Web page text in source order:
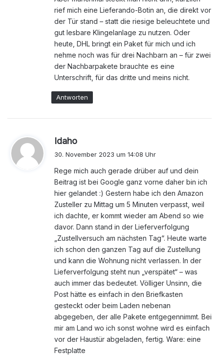
rief mich eine Lieferando-Botin an, die direkt vor
der Tür stand – statt die riesige beleuchtete und
gut lesbare Klingelanlage zu nutzen. Oder
heute, DHL bringt ein Paket für mich und ich
nehme noch was für drei Nachbarn an – für zwei
der Nachbarpakete brauchte es eine
Unterschrift, für das dritte und meins nicht.
Antworten
Idaho
t
30. November 2023 um 14:08 Uhr
Rege mich auch gerade drüber auf und dein
Beitrag ist bei Google ganz vorne daher bin ich
hier gelandet :) Gestern habe ich den Amazon
Zusteller zu Mittag um 5 Minuten verpasst, weil
ich dachte, er kommt wieder am Abend so wie
davor. Dann stand in der Lieferverfolgung
„Zustellversuch am nächsten Tag“. Heute warte
ich schon den ganzen Tag auf die Zustellung
und kann die Wohnung nicht verlassen. In der
Lieferverfolgung steht nun „verspätet“ – was
auch immer das bedeutet. Völliger Unsinn, die
Post hätte es einfach in den Briefkasten
gesteckt oder beim Laden nebenan
abgegeben, der alle Pakete entgegennimmt. Bei
mir am Land wo ich sonst wohne wird es einfach
vor der Haustür abgeladen, fertig. Ware: eine
Festplatte